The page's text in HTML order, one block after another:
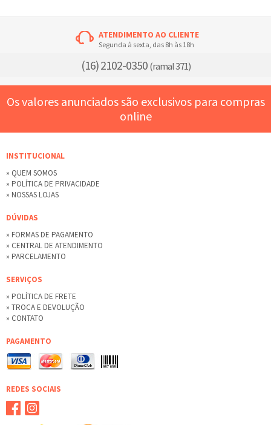
ATENDIMENTO AO CLIENTE
Segunda à sexta, das 8h às 18h
(16) 2102-0350(ramal 371)
Os valores anunciados são exclusivos para compras
online
INSTITUCIONAL
» QUEM SOMOS
» POLÍTICA DE PRIVACIDADE
» NOSSAS LOJAS
DÚVIDAS
» FORMAS DE PAGAMENTO
» CENTRAL DE ATENDIMENTO
» PARCELAMENTO
SERVIÇOS
» POLÍTICA DE FRETE
» TROCA E DEVOLUÇÃO
» CONTATO
PAGAMENTO
REDES SOCIAIS